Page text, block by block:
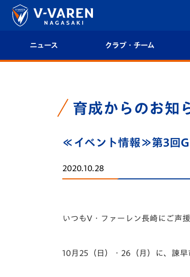
ニュース クラブ・チーム
選手プロフィール
チームスケジュール
フ
育成からのお知
≪イベント情報≫第3回
2020.10.28
いつもV・ファーレン長崎にご声
10月25（日）・26（月）に、諫